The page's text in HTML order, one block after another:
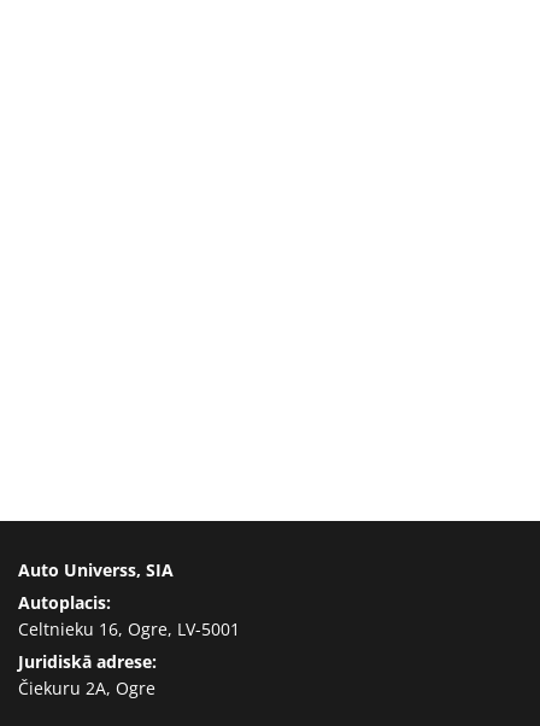
Auto Universs, SIA
Autoplacis:
Celtnieku 16, Ogre, LV-5001
Juridiskā adrese:
Čiekuru 2A, Ogre